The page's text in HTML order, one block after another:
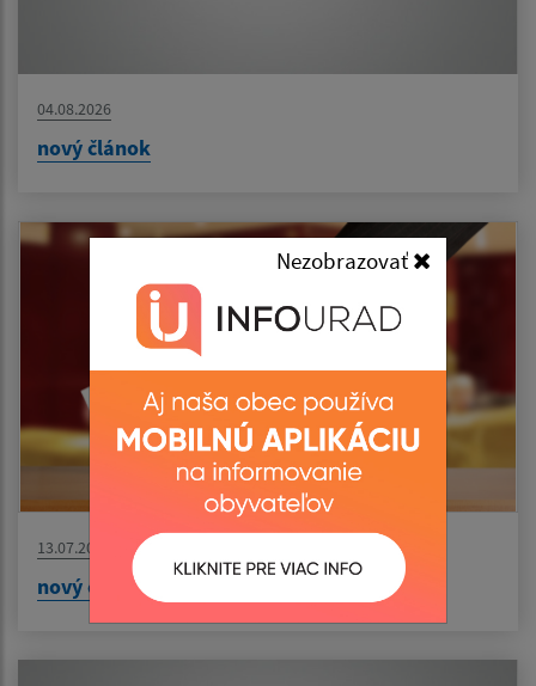
Nezobrazovať
04.08.2026
nový článok
13.07.2026
nový článok